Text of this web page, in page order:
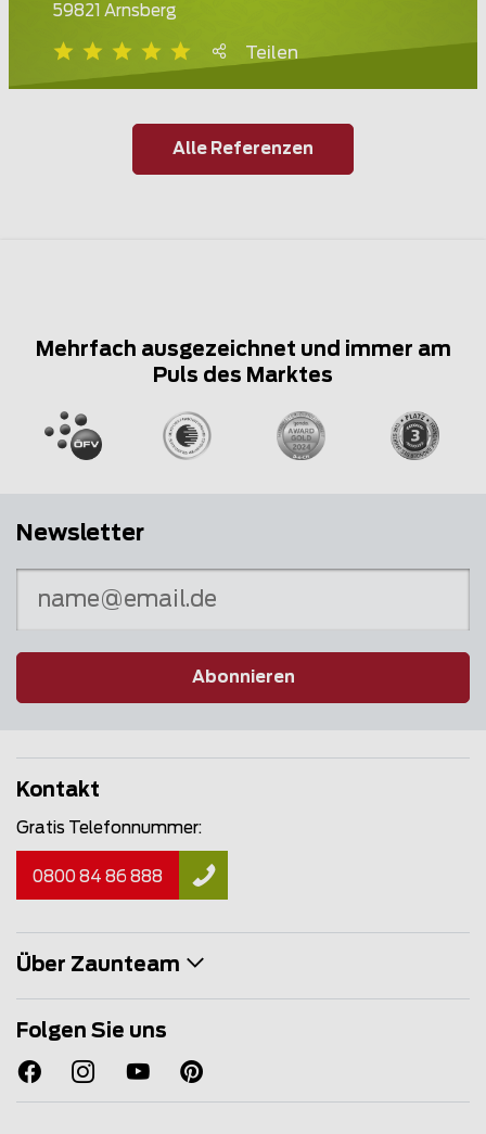
59821 Arnsberg
Teilen
Alle Referenzen
Mehrfach ausgezeichnet und immer am
Puls des Marktes
Newsletter
Abonnieren
Kontakt
Gratis Telefonnummer:
0800 84 86 888
Über Zaunteam
Folgen Sie uns